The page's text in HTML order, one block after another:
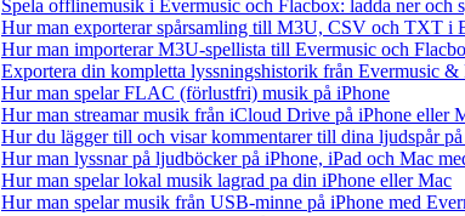
Spela offlinemusik i Evermusic och Flacbox: ladda ner
Hur man exporterar spårsamling till M3U, CSV och TXT i
Hur man importerar M3U-spellista till Evermusic och
Exportera din kompletta lyssningshistorik från Evermusic
Hur man spelar FLAC (förlustfri) musik på iPhone
Hur man streamar musik från iCloud Drive på iPhone eller
Hur du lägger till och visar kommentarer till dina ljudspår
Hur man lyssnar på ljudböcker på iPhone, iPad och Mac
Hur man spelar lokal musik lagrad pa din iPhone eller Mac
Hur man spelar musik från USB-minne på iPhone med